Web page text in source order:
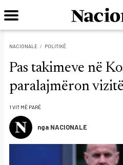
NACIONALE POLITIKË
Pas takimeve në
paralajmëron
1 VIT MË PARË
nga NACIONALE